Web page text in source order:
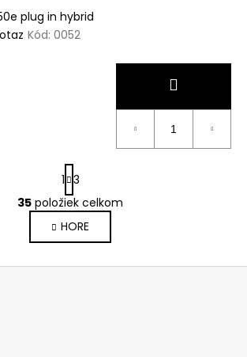
plug in hybrid
Kód: 0052
O
v
l
á
S
t
r
á
n
k
o
1 3
35 položiek celkom
HORE